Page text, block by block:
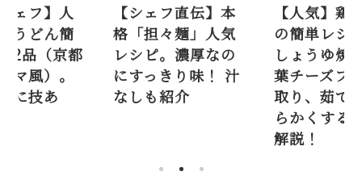
ェフ】人
うどん簡
2品（京都
マ風）。
に技あ
【シェフ直伝】本
格「担々麺」人気
レシピ。濃厚なの
にすっきり味！ 汁
なしも紹介
【人気】鶏
の簡単レシ
しょうゆ焼
葉チーズフ
取り、茹で
らかくする
解説！